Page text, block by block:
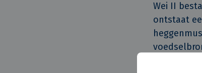
Wei II
ontstaat